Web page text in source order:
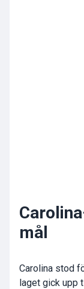
mål
Carolina stod
laget gick upp